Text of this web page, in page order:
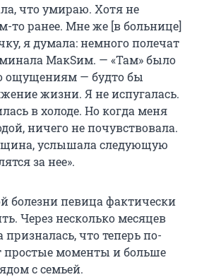
что умираю. Хотя не
то ранее. Мне же [в больнице]
я думала: немного полечат
МакSим. — «Там» было
ощущениям — будто бы
жизни. Я не испугалась.
в холоде. Но когда меня
ничего не почувствовала.
услышала следующую
за нее».
болезни певица фактически
Через несколько месяцев
что теперь по-
простые моменты и больше
с семьей.